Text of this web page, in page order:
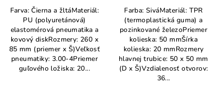
Farva: Čierna a žltáMateriál:
PU (polyuretánová)
elastomérová pneumatika a
kovový diskRozmery: 260 x
85 mm (priemer x Š)Veľkosť
pneumatiky: 3.00-4Priemer
guľového ložiska: 20...
Farba: SiváMateriál: TPR
(termoplastická guma) a
pozinkované železoPriemer
kolieska: 50 mmŠírka
kolieska: 20 mmRozmery
hlavnej trubice: 50 x 50 mm
(D x Š)Vzdialenosť otvorov:
36...